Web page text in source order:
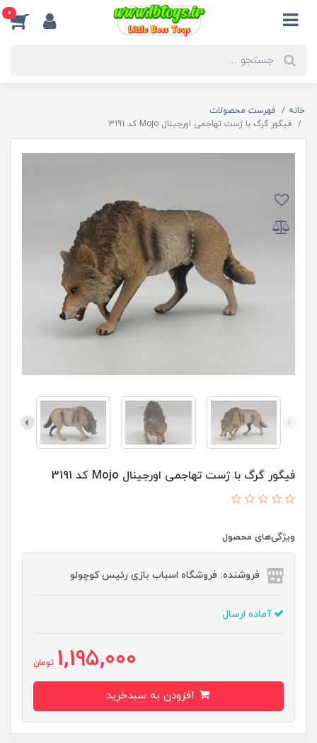
0
خانه
فهرست محصولات
فیگور گرگ با ژست تهاجمی اورجینال Mojo کد 3191
فیگور گرگ با ژست تهاجمی اورجینال Mojo کد 3191
ویژگی‌های محصول
فروشنده: فروشگاه اسباب بازی رئیس کوچولو
آماده ارسال
1,195,000 تومان